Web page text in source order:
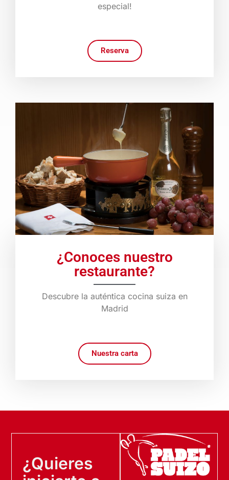
especial!
Reserva
¿Conoces nuestro
restaurante?
Descubre la auténtica cocina suiza en
Madrid
Nuestra carta
¿Quieres